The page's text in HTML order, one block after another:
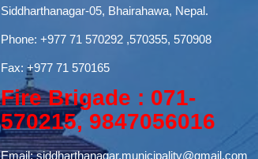
Siddharthanagar-05, Bhairahawa, Nepal.
Phone: +977 71 570292 ,570355, 570908
Fax: +977 71 570165
Fire Brigade : 071-
570215, 9847056016
Email:siddharthanagar.municipality@gmail.com